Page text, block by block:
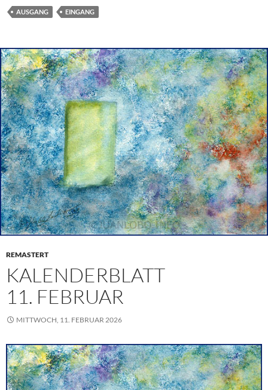
e
o
k
t
r
t
p
p
t
e
s
t
I
n
AUSGANG EINGANG
REMASTERT
KALENDERBLATT
11. FEBRUAR
MITTWOCH, 11. FEBRUAR 2026